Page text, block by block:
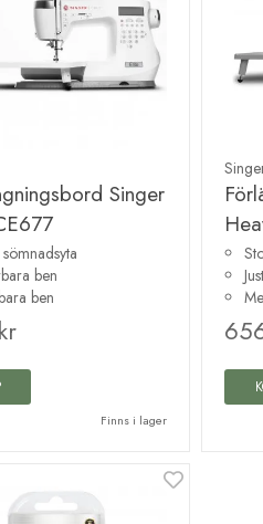
Singer
ben
ben
Finns i lager